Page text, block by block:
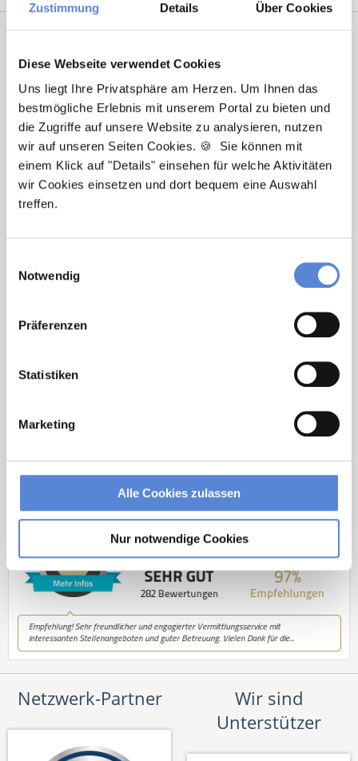
Zustimmung Details Über Cookies
Diese Webseite verwendet Cookies
Uns liegt Ihre Privatsphäre am Herzen. Um Ihnen das
bestmögliche Erlebnis mit unserem Portal zu bieten und
die Zugriffe auf unsere Website zu analysieren, nutzen
wir auf unseren Seiten Cookies. 🍪 Sie können mit
einem Klick auf "Details" einsehen für welche Aktivitäten
wir Cookies einsetzen und dort bequem eine Auswahl
treffen.
Notwendig
Präferenzen
Statistiken
Marketing
Alle Cookies zulassen
Nur notwendige Cookies
Marcel Willing
Ansprechpartner
Sie haben Fragen zu unseren Stellenanzeigen oder
Bewerberprofils? Kontaktieren Sie mich einfach, ich
Jetzt zur kostenlosen Stellenanfrage
Tel.: +49 (0) 521 / 911 730 33
hallo@deutscherhausarztservice.de
Netzwerk-Partner
Wir sind
Unterstützer